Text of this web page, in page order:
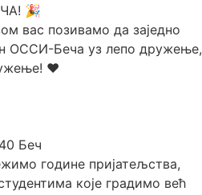
🎉
вас позивамо да заједно
ОССИ-Беча уз лепо дружење,
❤️
Беч
године пријатељства,
које градимо већ